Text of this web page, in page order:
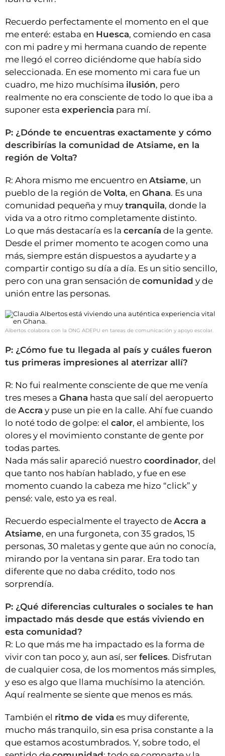
Recuerdo perfectamente el momento en el que
me enteré: estaba en Huesca, comiendo en casa
con mi padre y mi hermana cuando de repente
me llegó el correo diciéndome que había sido
seleccionada. En ese momento mi cara fue un
cuadro, me hizo muchísima ilusión, pero
realmente no era consciente de todo lo que iba a
suponer esta experiencia para mí.
P: ¿Dónde te encuentras exactamente y cómo
describirías la comunidad de Atsiame, en la
región de Volta?
R: Ahora mismo me encuentro en Atsiame, un
pueblo de la región de Volta, en Ghana. Es una
comunidad pequeña y muy tranquila, donde la
vida va a otro ritmo completamente distinto.
Lo que más destacaría es la cercanía de la gente.
Desde el primer momento te acogen como una
más, siempre están dispuestos a ayudarte y a
compartir contigo su día a día. Es un sitio sencillo,
pero con una gran sensación de comunidad y de
unión entre las personas.
Albertos colabora con la ONG ADEPU en tareas de comunicación y apoyo escolar.
P: ¿Cómo fue tu llegada al país y cuáles fueron
tus primeras impresiones al aterrizar allí?
R: No fui realmente consciente de que me venía
tres meses a Ghana hasta que salí del aeropuerto
de Accra y puse un pie en la calle. Ahí fue cuando
lo noté todo de golpe: el calor, el ambiente, los
olores y el movimiento constante de gente por
todas partes.
Nada más salir apareció nuestro coordinador, del
que tanto nos habían hablado, y fue en ese
momento cuando la cabeza me hizo “click” y
pensé: vale, esto ya es real.
Recuerdo especialmente el trayecto de Accra a
Atsiame, en una furgoneta, con 35 grados, 15
personas, 30 maletas y gente que aún no conocía,
mirando por la ventana sin parar. Era todo tan
diferente que no daba crédito, todo nos
sorprendía.
P: ¿Qué diferencias culturales o sociales te han
impactado más desde que estás viviendo en
esta comunidad?
R: Lo que más me ha impactado es la forma de
vivir con tan poco y, aun así, ser felices. Disfrutan
de cualquier cosa, de los momentos más simples,
y eso es algo que llama muchísimo la atención.
Aquí realmente se siente que menos es más.
También el ritmo de vida es muy diferente,
mucho más tranquilo, sin esa prisa constante a la
que estamos acostumbrados. Y, sobre todo, el